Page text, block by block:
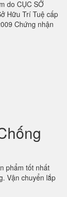
do CỤC SỞ
Hữu Trí Tuệ cấp
Chứng nhận
phẩm tốt nhất
Vận chuyển lắp